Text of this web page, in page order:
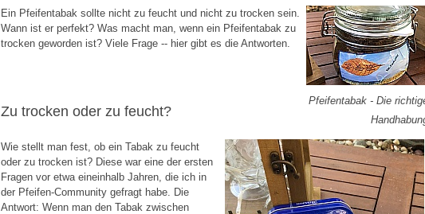
Pfeifentabak - Die
Ein Pfeifentabak sollte nicht zu feucht und nicht zu trocken sein.
Wann ist er perfekt? Was macht man, wenn ein Pfeifentabak zu
trocken geworden ist? Viele Frage -- hier gibt es die Antworten.
Zu trocken oder zu feucht?
Wie stellt man fest, ob ein Tabak zu feucht
oder zu trocken ist? Diese war eine der ersten
Fragen vor etwa eineinhalb Jahren, die ich in
der Pfeifen-Community gefragt habe. Die
Antwort: Wenn man den Tabak zwischen